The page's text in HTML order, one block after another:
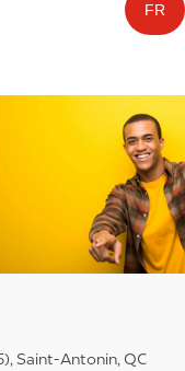
FR
Saint-Antonin, QC